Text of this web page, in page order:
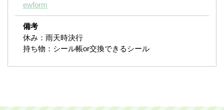
ewform
備考
休み：雨天時決行
持ち物：シール帳or交換できるシール